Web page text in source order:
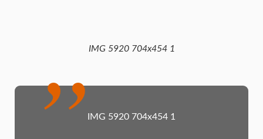
IMG 5920 704x454 1
IMG 5920 704x454 1